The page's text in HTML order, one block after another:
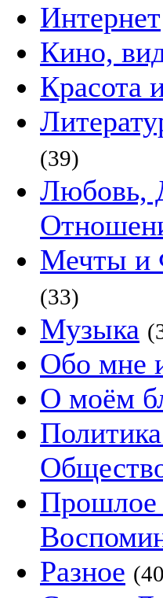
Интернет
Кино,
Красота
(39)
Любовь,
Мечты и
(33)
Музыка
Обо мне
О моём
Прошлое
Разное